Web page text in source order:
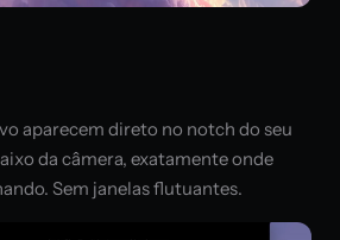
aparecem direto no notch do seu
da câmera, exatamente onde
Sem janelas flutuantes.